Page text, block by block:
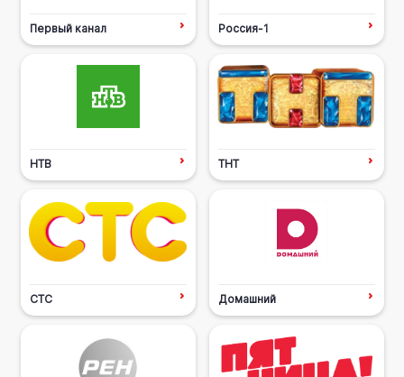
Первый канал Россия-1
НТВ ТНТ
СТС Домашний